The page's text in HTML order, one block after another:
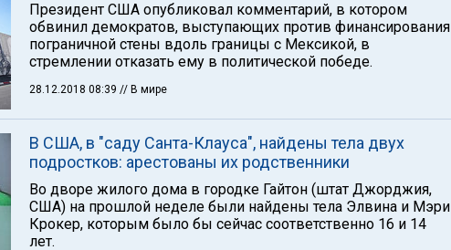
Президент США опубликовал комментарий, в котором
обвинил демократов, выступающих против финансирования
пограничной стены вдоль границы с Мексикой, в
стремлении отказать ему в политической победе.
28.12.2018 08:39 // В мире
В США, в "саду Санта-Клауса", найдены тела двух
подростков: арестованы их родственники
Во дворе жилого дома в городке Гайтон (штат Джорджия,
США) на прошлой неделе были найдены тела Элвина и Мэри
Крокер, которым было бы сейчас соответственно 16 и 14
лет.